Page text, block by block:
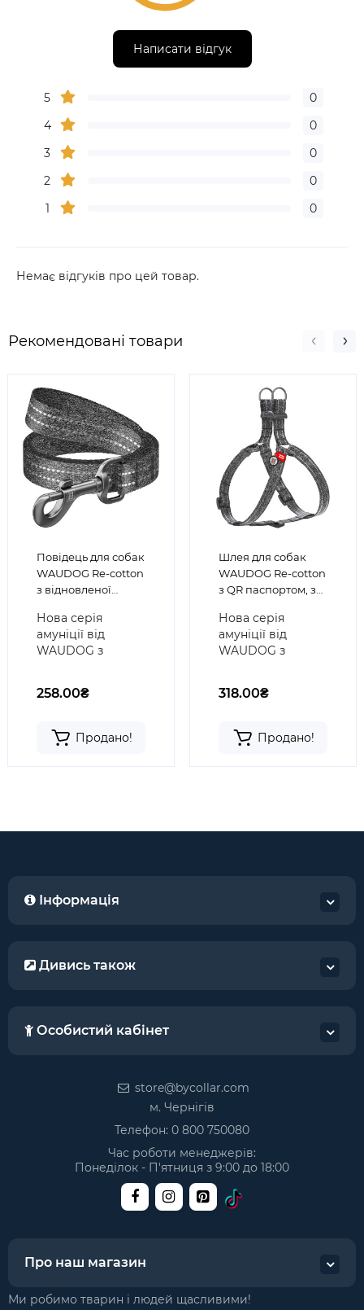
Написати відгук
5
0
4
0
3
0
2
0
1
0
Немає відгуків про цей товар.
Рекомендовані товари
Повідець для собак
WAUDOG Re-cotton
з відновленої
Нова серія
амуніції від
WAUDOG з
поєднання
стилю і нових
технологій..
258.00₴
Продано!
Шлея для собак
WAUDOG Re-cotton
з QR паспортом, з
бавовни,
пластикова
пряжка, сіра
Нова серія
амуніції від
WAUDOG з
поєднання
стилю і нових
технологій..
318.00₴
Продано!
Інформація
Дивись також
Особистий кабінет
store@bycollar.com
м. Чернігів
Телефон: 0 800 750080
Час роботи менеджерів:
Понеділок - П'ятниця з 9:00 до 18:00
Про наш магазин
Ми робимо тварин і людей щасливими!